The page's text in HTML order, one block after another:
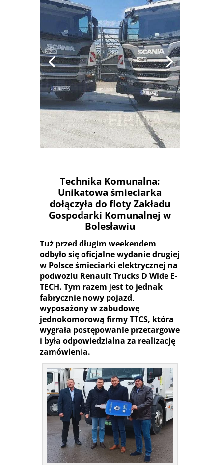
SYSTEM
Technika Komunalna:
Unikatowa śmieciarka
dołączyła do floty Zakładu
Gospodarki Komunalnej w
Bolesławiu
Tuż przed długim weekendem
odbyło się oficjalne wydanie drugiej
w Polsce śmieciarki elektrycznej na
podwoziu Renault Trucks D Wide E-
TECH. Tym razem jest to jednak
fabrycznie nowy pojazd,
wyposażony w zabudowę
jednokomorową firmy TTCS, która
wygrała postępowanie przetargowe
i była odpowiedzialna za realizację
zamówienia.